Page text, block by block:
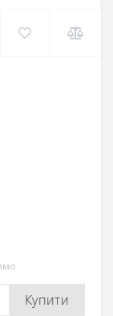
Купити